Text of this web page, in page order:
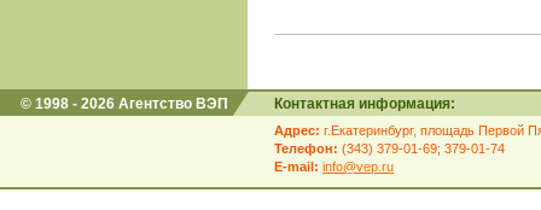
© 1998 - 2026 Агентство ВЭП Контактная информация:
Адрес: г.Екатеринбург, площадь Первой
Телефон: (343) 379-01-69; 379-01-74
E-mail: info@vep.ru